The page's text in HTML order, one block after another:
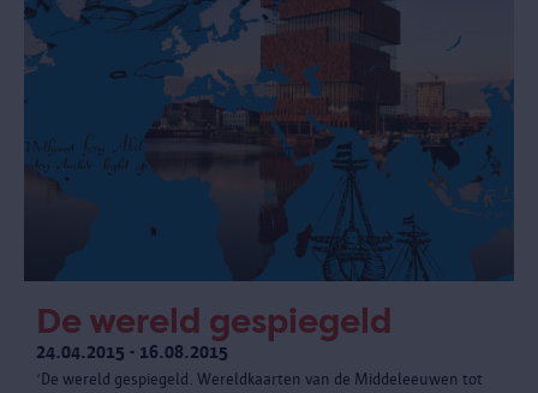
De wereld gespiegeld
24.04.2015 - 16.08.2015
‘De wereld gespiegeld. Wereldkaarten van de Middeleeuwen tot